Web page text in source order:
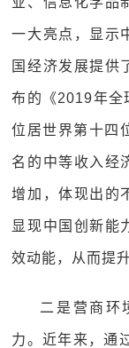
一大亮点，显示
国经济发展提供
布的《2019年全
位居世界第十四
名的中等收入经
增加，体现出的
显现中国创新能
效动能，从而提
二是营商环
力。近年来，通